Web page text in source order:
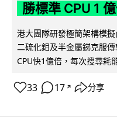
勝標準 CPU 1
港大團隊研發極簡架構模
二硫化鉬及半金屬銻克服
CPU快1億倍，每次搜尋耗
33 17 ↗ 分享